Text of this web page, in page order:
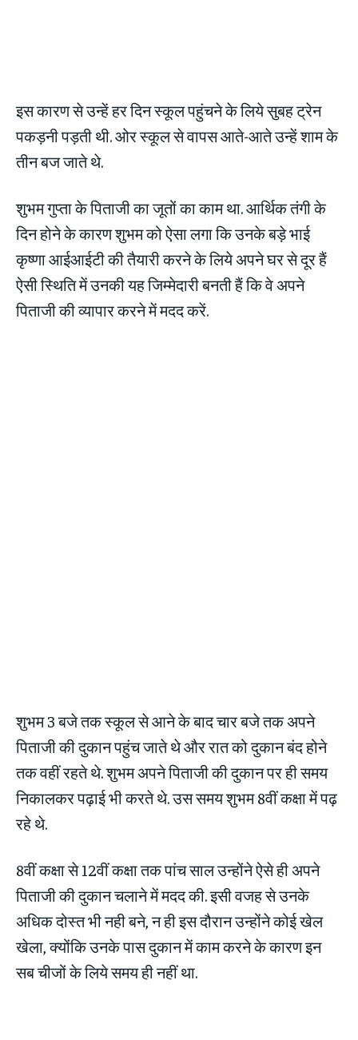
इस कारण से उन्हें हर दिन स्कूल पहुंचने के लिये सुबह ट्रेन
पकड़नी पड़ती थी. ओर स्कूल से वापस आते-आते उन्हें शाम के
तीन बज जाते थे.
शुभम गुप्ता के पिताजी का जूतों का काम था. आर्थिक तंगी के
दिन होने के कारण शुभम को ऐसा लगा कि उनके बड़े भाई
कृष्णा आईआईटी की तैयारी करने के लिये अपने घर से दूर हैं
ऐसी स्थिति में उनकी यह जिम्मेदारी बनती हैं कि वे अपने
पिताजी की व्यापार करने में मदद करें.
शुभम 3 बजे तक स्कूल से आने के बाद चार बजे तक अपने
पिताजी की दुकान पहुंच जाते थे और रात को दुकान बंद होने
तक वहीं रहते थे. शुभम अपने पिताजी की दुकान पर ही समय
निकालकर पढ़ाई भी करते थे. उस समय शुभम 8वीं कक्षा में पढ़
रहे थे.
8वीं कक्षा से 12वीं कक्षा तक पांच साल उन्होंने ऐसे ही अपने
पिताजी की दुकान चलाने में मदद की. इसी वजह से उनके
अधिक दोस्त भी नही बने, न ही इस दौरान उन्होंने कोई खेल
खेला, क्योंकि उनके पास दुकान में काम करने के कारण इन
सब चीजों के लिये समय ही नहीं था.